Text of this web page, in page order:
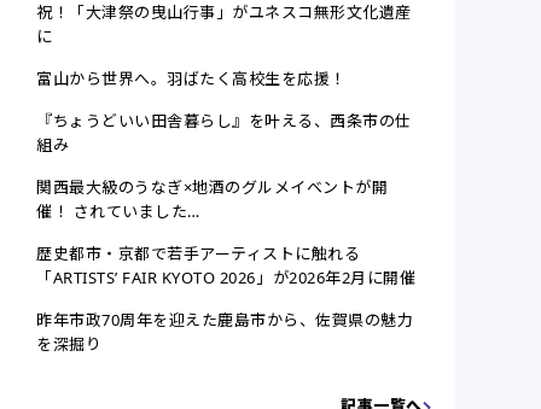
祝！「大津祭の曳山行事」がユネスコ無形文化遺産
に
富山から世界へ。羽ばたく高校生を応援！
『ちょうどいい田舎暮らし』を叶える、西条市の仕
組み
関西最大級のうなぎ×地酒のグルメイベントが開
催！ されていました…
歴史都市・京都で若手アーティストに触れる
「ARTISTS’ FAIR KYOTO 2026」が2026年2月に開催
昨年市政70周年を迎えた鹿島市から、佐賀県の魅力
を深掘り